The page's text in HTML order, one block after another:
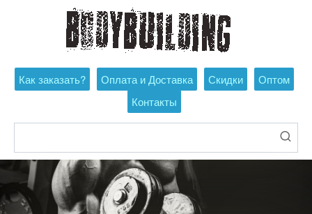
Как заказать? Оплата и Доставка Скидки
Оптом
Контакты